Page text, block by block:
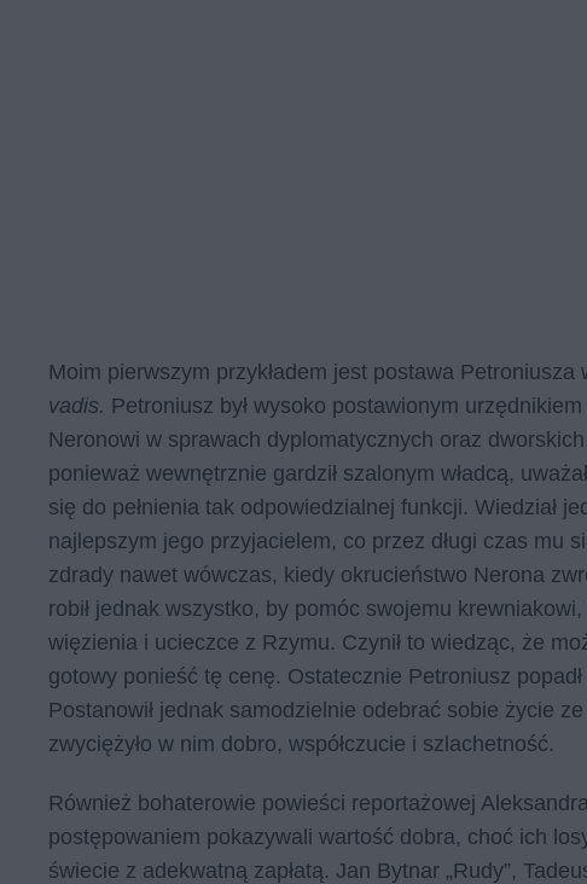
Moim pierwszym przykładem jest postawa
vadis. Petroniusz był wysoko postawionym
Neronowi w sprawach dyplomatycznych oraz
ponieważ wewnętrznie gardził szalonym władcą,
się do pełnienia tak odpowiedzialnej funkcji. Wiedział
najlepszym jego przyjacielem, co przez długi czas mu
zdrady nawet wówczas, kiedy okrucieństwo Nerona
robił jednak wszystko, by pomóc swojemu
więzienia i ucieczce z Rzymu. Czynił to wiedząc, że
gotowy ponieść tę cenę. Ostatecznie Petroniusz
Postanowił jednak samodzielnie odebrać sobie życie
zwyciężyło w nim dobro, współczucie i szlachetność.
Również bohaterowie powieści reportażowej
postępowaniem pokazywali wartość dobra, choć ich
świecie z adekwatną zapłatą. Jan Bytnar „Rudy”,